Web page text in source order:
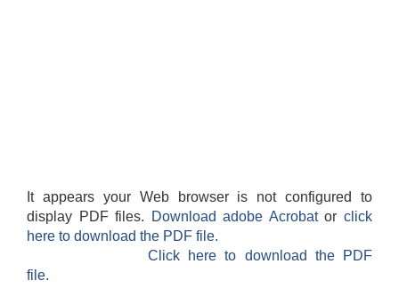
It appears your Web browser is not configured to
display PDF files.
Download adobe Acrobatorclick
here to download the PDF file.
Click here to download the PDF
file.